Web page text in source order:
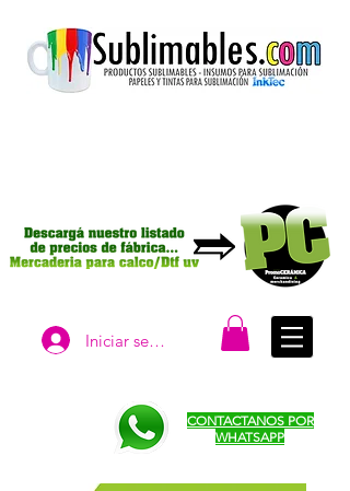
Iniciar sesión
CONTACTANOS POR
WHATSAPP